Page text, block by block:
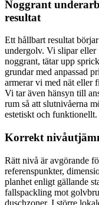
Noggrant
resultat
Ett hållbart resultat
undergolv. Vi slipar eller
noggrant, tätar upp
grundar med anpassad
armerar vi med nät eller
Vi tar även hänsyn till
rum så att slutnivåerna
estetiskt och funktionellt.
Korrekt
Rätt nivå är avgörande
referenspunkter,
planhet enligt gällande
fallspackling mot
duschzoner. I större